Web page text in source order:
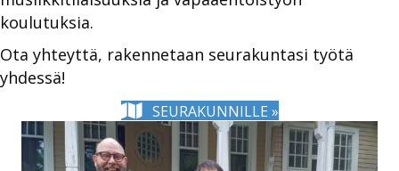
koulutuksia.
Ota yhteyttä, rakennetaan seurakuntasi työtä
yhdessä!
SEURAKUNNILLE »